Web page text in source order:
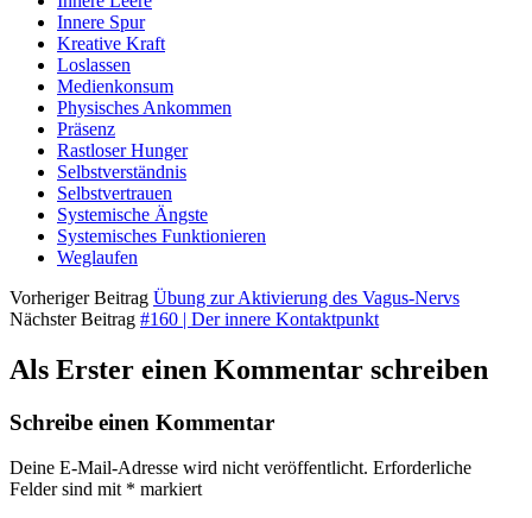
Innere Spur
Kreative Kraft
Loslassen
Medienkonsum
Physisches Ankommen
Präsenz
Rastloser Hunger
Selbstverständnis
Selbstvertrauen
Systemische Ängste
Systemisches Funktionieren
Weglaufen
Vorheriger Beitrag Übung zur Aktivierung des Vagus-Nervs
Nächster Beitrag #160 | Der innere Kontaktpunkt
Als Erster einen Kommentar schreiben
Schreibe einen Kommentar
Deine E-Mail-Adresse wird nicht veröffentlicht. Erforderliche
Felder sind mit * markiert